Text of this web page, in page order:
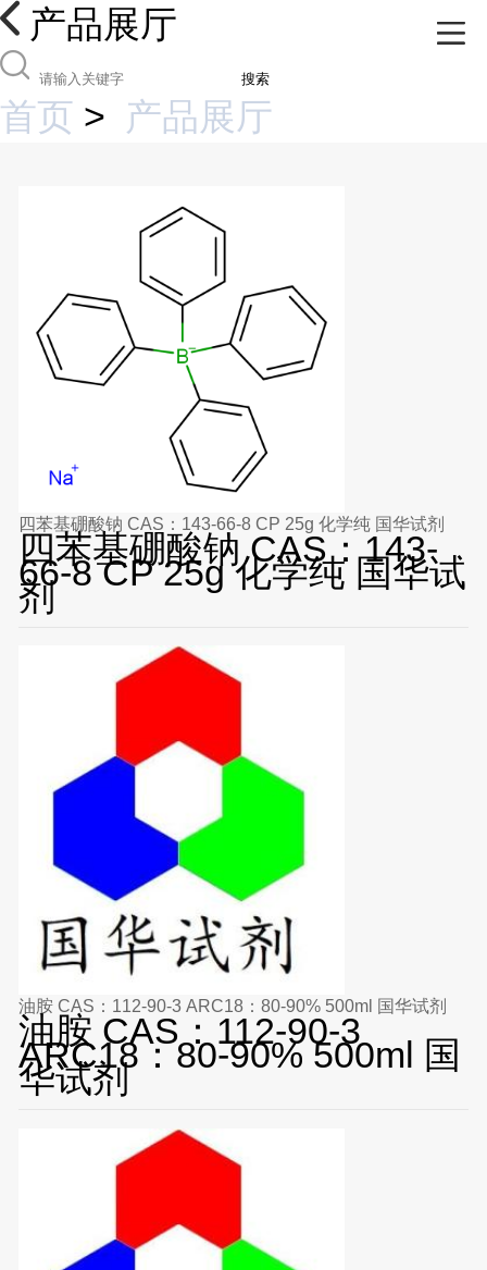
产品展厅
搜索
首页 > 产品展厅
四苯基硼酸钠 CAS：143-66-8 CP 25g 化学纯 国华试剂
四苯基硼酸钠 CAS：143-
66-8 CP 25g 化学纯 国华试
剂
油胺 CAS：112-90-3 ARC18：80-90% 500ml 国华试剂
油胺 CAS：112-90-3
ARC18：80-90% 500ml 国
华试剂